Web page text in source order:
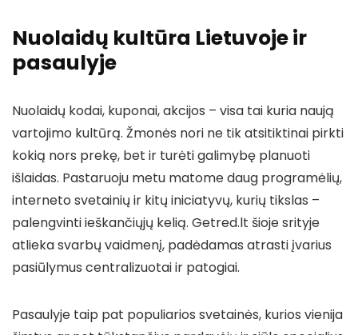
Nuolaidų kultūra Lietuvoje ir
pasaulyje
Nuolaidų kodai, kuponai, akcijos – visa tai kuria naują
vartojimo kultūrą. Žmonės nori ne tik atsitiktinai pirkti
kokią nors prekę, bet ir turėti galimybę planuoti
išlaidas. Pastaruoju metu matome daug programėlių,
interneto svetainių ir kitų iniciatyvų, kurių tikslas –
palengvinti ieškančiųjų kelią. Getred.lt šioje srityje
atlieka svarbų vaidmenį, padėdamas atrasti įvarius
pasiūlymus centralizuotai ir patogiai.
Pasaulyje taip pat populiarios svetainės, kurios vienija